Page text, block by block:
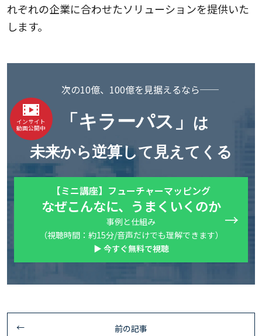
れぞれの企業に合わせたソリューションを提供いた
します。
インサイト
動画公開中
次の10億、100億を見据えるなら──
「キラーパス」 は
未来から逆算して見えてくる
【ミニ講座】フューチャーマッピング
なぜこんなに、うまくいくのか
事例と仕組み
（視聴時間：約15分/音声だけでも理解できます）
▶ 今すぐ無料で視聴
前の記事